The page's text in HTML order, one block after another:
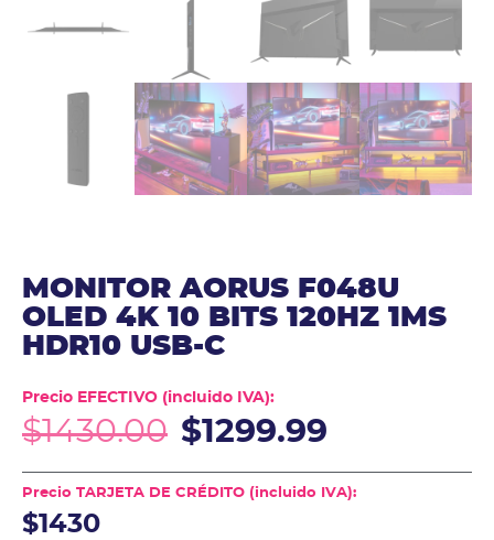
MONITOR AORUS F048U
OLED 4K 10 BITS 120HZ 1MS
HDR10 USB-C
Precio EFECTIVO (incluido IVA):
$1430.00 $1299.99
Precio TARJETA DE CRÉDITO (incluido IVA):
$1430